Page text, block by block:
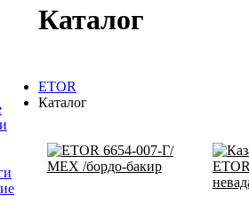
Каталог
ETOR
Каталог